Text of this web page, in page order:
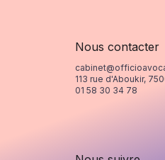
Nous contacter
113 rue d'Aboukir,
01 58 30 34 78